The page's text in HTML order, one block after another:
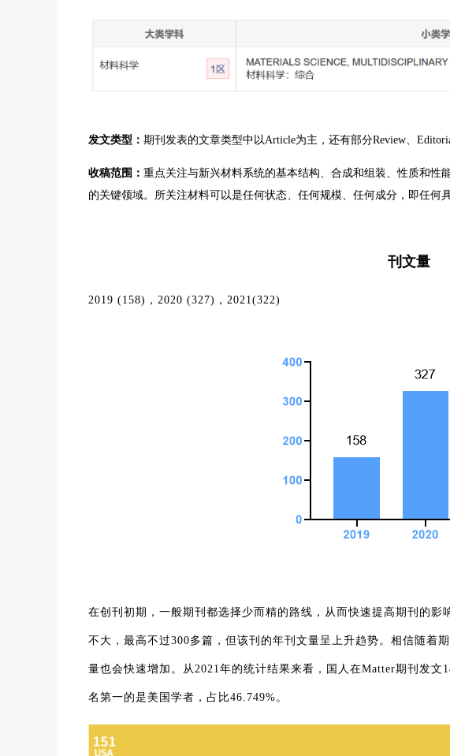
发文类型： 期刊发表的文章类型中以Article为主，还有部分Review、
收稿范围： 重点关注与新兴材料系统的基本结构、合成和组装、性质和
的关键领域。所关注材料可以是任何状态、任何规模、任何成分，即任何
刊文量
2019 (158)，2020 (327)，2021(322)
在创刊初期，一般期刊都选择少而精的路线，从而快速提高期刊的
不大，最高不过300多篇，但该刊的年刊文量呈上升趋势。相信随着
量也会快速增加。从2021年的统计结果来看，国人在Matter期刊发
名第一的是美国学者，占比46.749%。